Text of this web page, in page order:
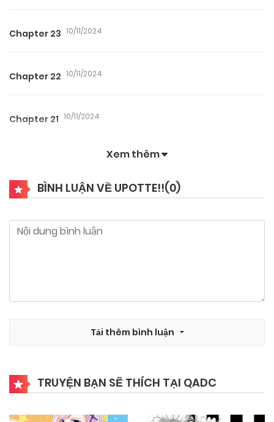
Chapter 23 10/11/2024
Chapter 22 10/11/2024
Chapter 21 10/11/2024
10/11/2024
Chapter 15
Chapter 14 10/11/2024
Xem thêm
BÌNH LUẬN VỀ UPOTTE!!(0)
Tải thêm bình luận
TRUYỆN BẠN SẼ THÍCH TẠI QADC